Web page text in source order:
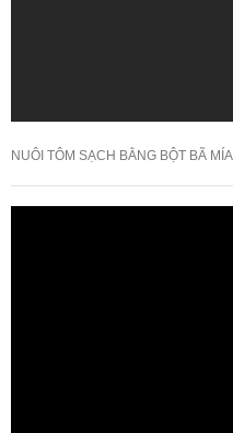
NUÔI TÔM SẠCH BẰNG BỘT BÃ MÍA